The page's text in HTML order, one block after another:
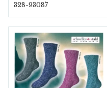
328-93087